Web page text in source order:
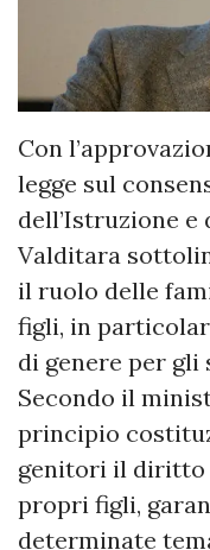
Con
legge sul
dell’Istruzione
Valditara
il ruolo delle
figli, in
di genere per
Secondo il
principio
genitori il diritto
propri figli,
determinate